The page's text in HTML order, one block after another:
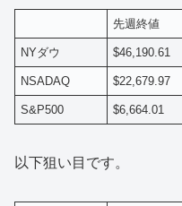
先週終値
NYダウ $46,190.61
NSADAQ $22,679.97
S&P500 $6,664.01
以下狙い目です。